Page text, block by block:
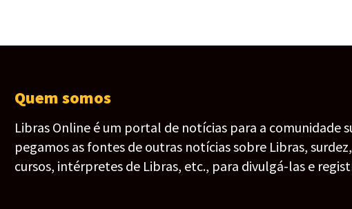
Quem somos
Libras Online é um portal de notícias para a comunidade
pegamos as fontes de outras notícias sobre Libras,
cursos, intérpretes de Libras, etc., para divulgá-las e